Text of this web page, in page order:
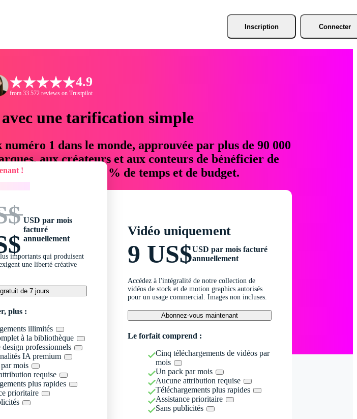
Inscription Connecter
4.9
from 33 572 reviews on Trustpilot
une tarification simple
1 dans le monde, approuvée par plus de 90 000
aux créateurs et aux conteurs de bénéficier de
jusqu'à 76 % de temps et de budget.
!
USD par mois
facturé
annuellement
importants qui produisent
une liberté créative
de 7 jours
plus :
illimités
à la bibliothèque
professionnels
IA premium
mois
requise
plus rapides
prioritaire
Vidéo uniquement
9 US$USD par mois facturé
annuellement
Accédez à l'intégralité de notre collection de
vidéos de stock et de motion graphics autorisés
pour un usage commercial. Images non incluses.
Abonnez-vous maintenant
Le forfait comprend :
Cinq téléchargements de vidéos par
mois
Un pack par mois
Aucune attribution requise
Téléchargements plus rapides
Assistance prioritaire
Sans publicités